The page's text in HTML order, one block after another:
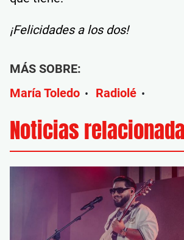
¡Felicidades a los dos!
MÁS SOBRE:
María Toledo • Radiolé •
Noticias